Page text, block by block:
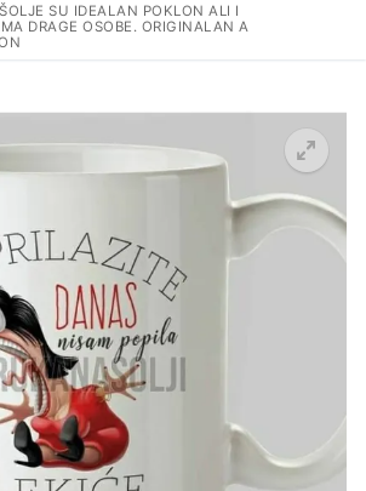
SU IDEALAN POKLON ALI I
DRAGE OSOBE. ORIGINALAN A